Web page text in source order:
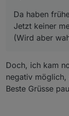
Da haben
Jetzt keiner
(Wird aber
Doch, ich kam
negativ möglich,
Beste Grüsse